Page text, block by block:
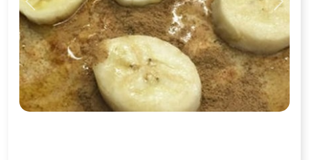
Previous Next